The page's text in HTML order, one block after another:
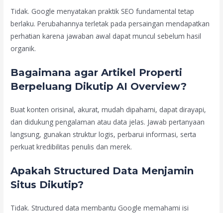
Tidak. Google menyatakan praktik SEO fundamental tetap
berlaku. Perubahannya terletak pada persaingan mendapatkan
perhatian karena jawaban awal dapat muncul sebelum hasil
organik.
Bagaimana agar Artikel Properti
Berpeluang Dikutip AI Overview?
Buat konten orisinal, akurat, mudah dipahami, dapat dirayapi,
dan didukung pengalaman atau data jelas. Jawab pertanyaan
langsung, gunakan struktur logis, perbarui informasi, serta
perkuat kredibilitas penulis dan merek.
Apakah Structured Data Menjamin
Situs Dikutip?
Tidak. Structured data membantu Google memahami isi